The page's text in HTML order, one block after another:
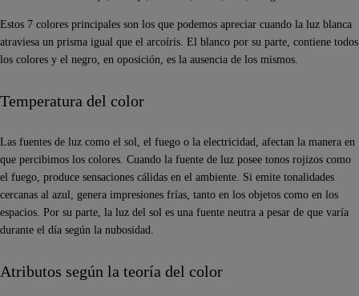
Estos 7 colores principales son los que podemos apreciar cuando la luz blanca
atraviesa un prisma igual que el arcoíris. El blanco por su parte, contiene todos
los colores y el negro, en oposición, es la ausencia de los mismos.
Temperatura del color
Las fuentes de luz como el sol, el fuego o la electricidad, afectan la manera en
que percibimos los colores. Cuando la fuente de luz posee tonos rojizos como
el fuego, produce sensaciones cálidas en el ambiente. Si emite tonalidades
cercanas al azul, genera impresiones frías, tanto en los objetos como en los
espacios. Por su parte, la luz del sol es una fuente neutra a pesar de que varía
durante el día según la nubosidad.
Atributos según la teoría del color